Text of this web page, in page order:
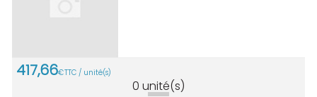
417,66€TTC / unité(s)
0 unité(s)